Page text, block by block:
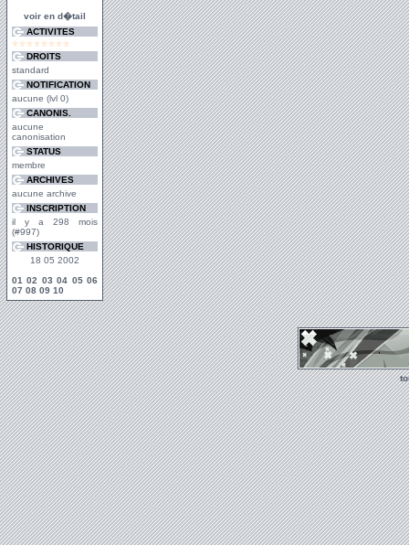
voir en d�tail
ACTIVITES
DROITS
standard
NOTIFICATION
aucune (lvl 0)
CANONIS.
aucune
canonisation
STATUS
membre
ARCHIVES
aucune archive
INSCRIPTION
il y a 298 mois
(#997)
HISTORIQUE
18 05 2002
01 02 03 04 05 06
07 08 09 10